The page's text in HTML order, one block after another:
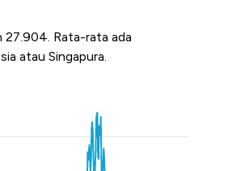
27.904. Rata-rata ada
atau Singapura.